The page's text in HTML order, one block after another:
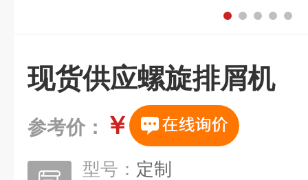
现货供应螺旋排屑机
参考价： ￥
型号： 定制